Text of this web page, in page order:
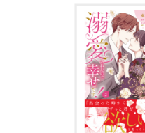
カクテルキス文庫
スフレコミックス
ロイヤルキス＆チュールキス